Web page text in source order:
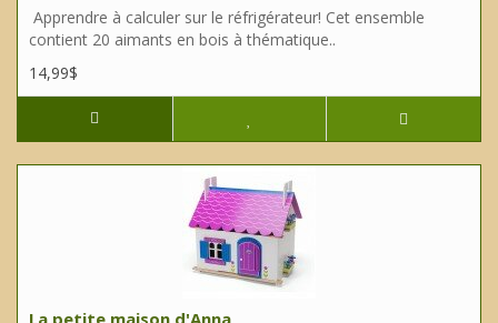
Apprendre à calculer sur le réfrigérateur! Cet ensemble
contient 20 aimants en bois à thématique..
14,99$